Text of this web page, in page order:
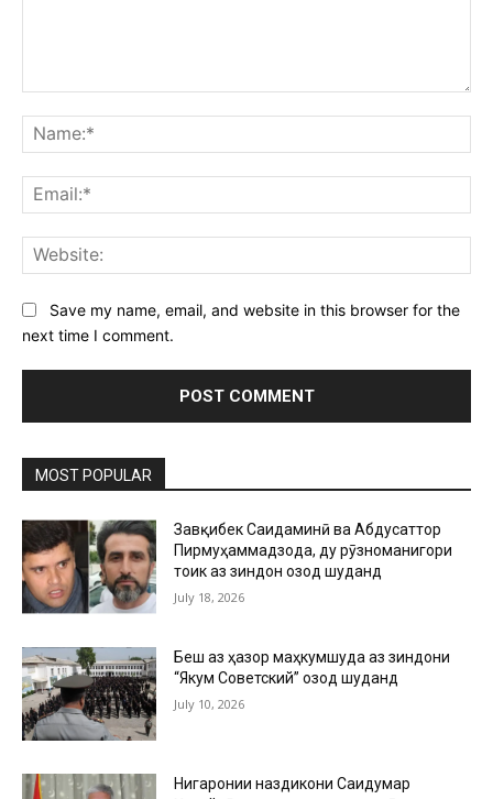
Save my name, email, and website in this browser for the
next time I comment.
MOST POPULAR
Завқибек Саидаминӣ ва Абдусаттор
Пирмуҳаммадзода, ду рӯзноманигори
тоҷик аз зиндон озод шуданд
July 18, 2026
Беш аз ҳазор маҳкумшуда аз зиндони
“Якум Советский” озод шуданд
July 10, 2026
Нигаронии наздикони Саидумар